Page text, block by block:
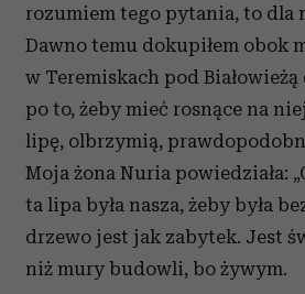
rozumiem tego pytania, to dla
Dawno temu dokupiłem obok
w Teremiskach pod
po to, żeby mieć rosnące na
lipę, olbrzymią,
Moja żona Nuria powiedziała:
ta lipa była nasza, żeby była
drzewo jest jak zabytek. Jest
niż mury budowli, bo żywym.